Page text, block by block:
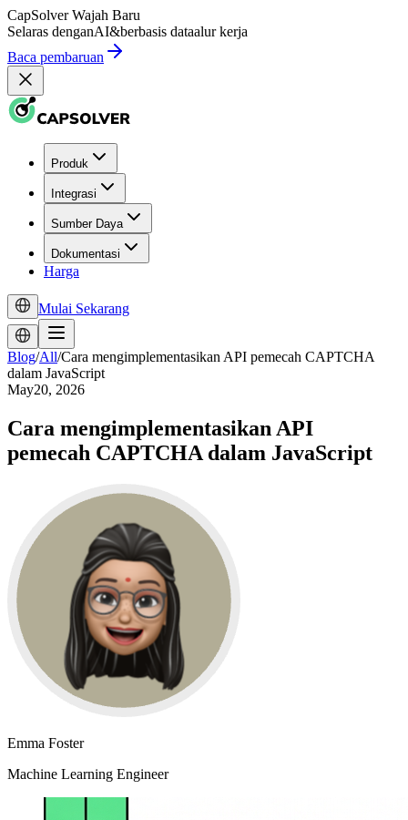
CapSolver Wajah Baru
Selaras denganAI&berbasis dataalur kerja
Baca pembaruan
Produk
Integrasi
Sumber Daya
Dokumentasi
Harga
Mulai Sekarang
Blog/All/Cara mengimplementasikan API pemecah CAPTCHA
dalam JavaScript
May20, 2026
Cara mengimplementasikan API
pemecah CAPTCHA dalam JavaScript
Emma Foster
Machine Learning Engineer